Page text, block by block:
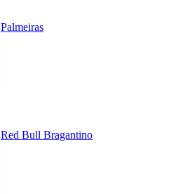
Palmeiras
Red Bull Bragantino